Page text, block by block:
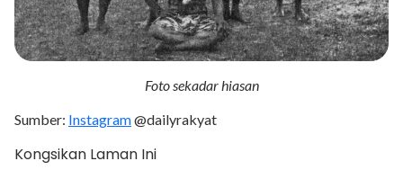
Foto sekadar hiasan
Sumber: Instagram@dailyrakyat
Kongsikan Laman Ini